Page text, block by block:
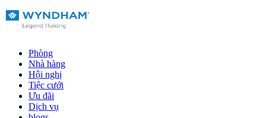
Phòng
Nhà hàng
Hội nghị
Tiệc cưới
Ưu đãi
Dịch vụ